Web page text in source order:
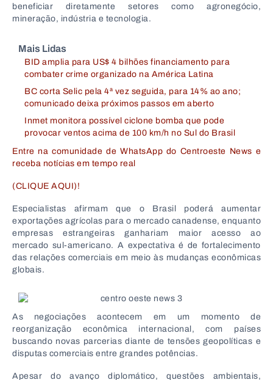
beneficiar diretamente setores como agronegócio,
mineração, indústria e tecnologia.
Mais Lidas
BID amplia para US$ 4 bilhões financiamento para
combater crime organizado na América Latina
BC corta Selic pela 4ª vez seguida, para 14% ao ano;
comunicado deixa próximos passos em aberto
Inmet monitora possível ciclone bomba que pode
provocar ventos acima de 100 km/h no Sul do Brasil
Entre na comunidade de WhatsApp do Centroeste News e
receba notícias em tempo real
(CLIQUE AQUI)!
Especialistas afirmam que o Brasil poderá aumentar
exportações agrícolas para o mercado canadense, enquanto
empresas estrangeiras ganhariam maior acesso ao
mercado sul-americano. A expectativa é de fortalecimento
das relações comerciais em meio às mudanças econômicas
globais.
As negociações acontecem em um momento de
reorganização econômica internacional, com países
buscando novas parcerias diante de tensões geopolíticas e
disputas comerciais entre grandes potências.
Apesar do avanço diplomático, questões ambientais,